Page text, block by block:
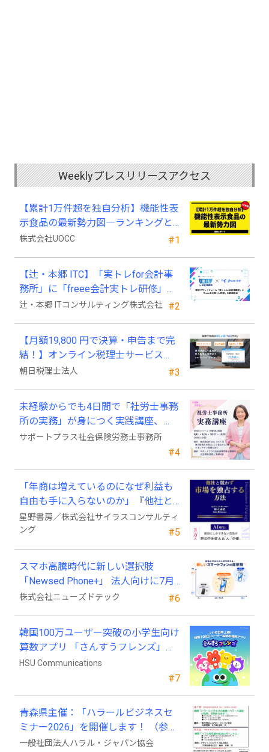
Weeklyプレスリリースアクセス
#1
【累計1万件超を独自分析】機能性表
示食品の最新勢力図―ランキングと
2025年4月以降の変化
株式会社UOCC
#2
【辻・本郷 ITC】「実トレfor会計事
務所」に「freee会計実トレ研修」を
新規追加
辻・本郷 ITコンサルティング株式会社
#3
【月額19,800 円で決算・申告まで完
結！】オンライン税理士サービス
「Wiz サポ」
朝日税理士法人
#4
未経験からでも4日間で「社労士事務
所の実務」が身につく実践講座、
2026年9月開講
サポートプラス社会保険労務士事務所
#5
「年商は増えているのになぜ利益も
自由も手に入らないのか」『他社と
競わず 市場を独占する方法』発売
星野書房／株式会社サイラスコンサルティ
ング
#6
スマホ高騰時代に新しい選択肢
「Newsed Phone+」 法人向けに7月
23日から販売開始
株式会社ニューズドテック
#7
韓国100万ユーザー突破の小学生向け
算数アプリ 「さんすうフレンズ」、
ついに日本上陸!
HSU Communications
青森県主催：「ハラールビジネスセ
ミナー2026」を開催します！ （参加
費無料）
一般社団法人ハラル・ジャパン協会